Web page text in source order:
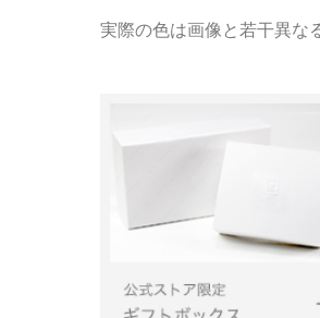
実際の色は画像と若干異な